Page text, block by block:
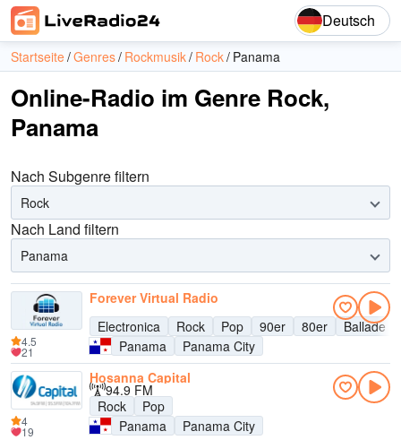
Deutsch
Startseite Genres Rockmusik Rock Panama
Online-Radio im Genre Rock,
Panama
Nach Subgenre filtern
Rock
Nach Land filtern
Panama
Forever Virtual Radio
Electronica
Rock Pop 90er 80er
Ballade
Panama
Panama City
4.5
21
Hosanna Capital
94.9 FM
Rock
Pop
Panama
Panama City
4
19